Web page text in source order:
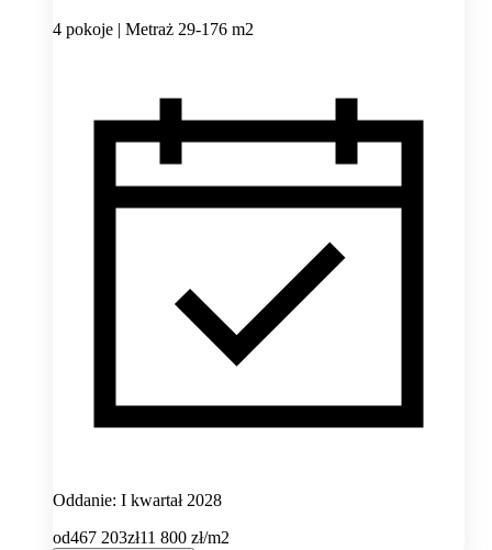
4 pokoje | Metraż 29-176 m2
Oddanie: I kwartał 2028
od467 203zł11 800 zł/m2